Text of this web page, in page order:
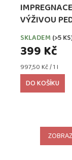
VÝŽIVOU
EXTRA SILNÁ
SKLADEM (>5
399 Kč
Měrná
cena:
997,50 Kč / 1 l
DO KOŠÍKU